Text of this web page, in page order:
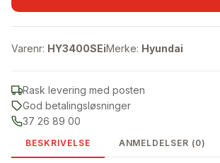
Varenr: HY3400SEiMerke: Hyundai
Rask levering med posten
God betalingsløsninger
37 26 89 00
BESKRIVELSE ANMELDELSER (0)